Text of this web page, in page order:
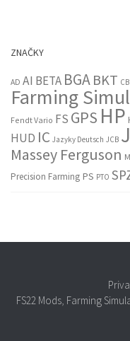
ZNAČKY
AD AI BETA BGABKT CB
Farming
Fendt Vario FS GPS HP
HUD IC Jazyky Deutsch JCB
Massey Ferguson
Precision Farming PS PTO
FS22 Mods, Farming